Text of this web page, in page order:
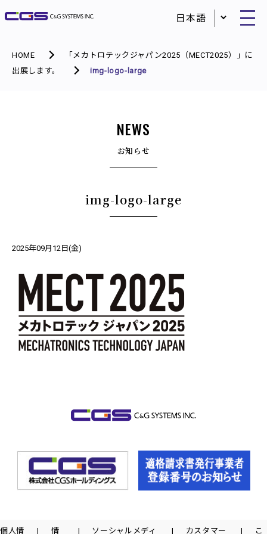
HOME
「メカトロテックジャパン2025（MECT2025）」に
出展します。
img-logo-large
NEWS
お知らせ
img-logo-large
2025年09月12日(金)
個人情 情 ソーシャルメディ カスタマー こ